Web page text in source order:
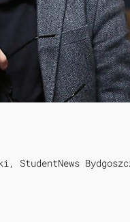
StudentNews